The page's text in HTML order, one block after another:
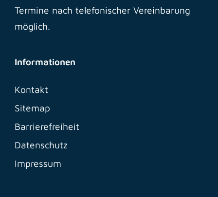
Termine nach telefonischer Vereinbarung
möglich.
Informationen
Kontakt
Sitemap
Barrierefreiheit
Datenschutz
Impressum